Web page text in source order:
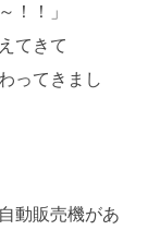
！！」
てきて
ってきまし
動販売機があ